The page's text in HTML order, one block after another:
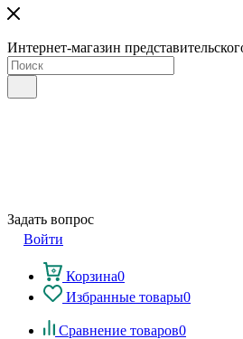
Интернет-магазин
Задать вопрос
Войти
Корзина0
Избранные товары0
Сравнение товаров0